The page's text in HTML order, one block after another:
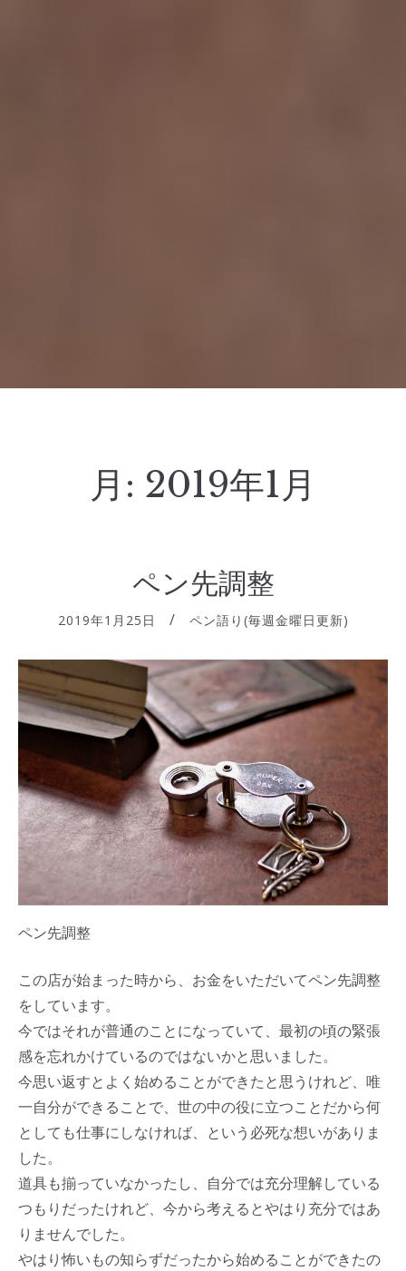
月: 2019年1月
ペン先調整
2019年1月25日 ペン語り(毎週金曜日更新)
ペン先調整
この店が始まった時から、お金をいただいてペン先調整
をしています。
今ではそれが普通のことになっていて、最初の頃の緊張
感を忘れかけているのではないかと思いました。
今思い返すとよく始めることができたと思うけれど、唯
一自分ができることで、世の中の役に立つことだから何
としても仕事にしなければ、という必死な想いがありま
した。
道具も揃っていなかったし、自分では充分理解している
つもりだったけれど、今から考えるとやはり充分ではあ
りませんでした。
やはり怖いもの知らずだったから始めることができたの